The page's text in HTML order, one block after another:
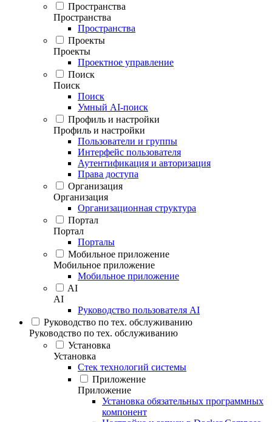
Пространства
Пространства
Пространства
Проекты
Проекты
Проектное управление
Поиск
Поиск
Поиск
Умный AI-поиск
Профиль и настройки
Профиль и настройки
Пользователи и группы
Интерфейс пользователя
Аутентификация и авторизация
Права доступа
Организация
Организация
Организационная структура
Портал
Портал
Порталы
Мобильное приложение
Мобильное приложение
Мобильное приложение
AI
AI
Руководство пользователя AI
Руководство по тех. обслуживанию
Руководство по тех. обслуживанию
Установка
Установка
Стек технологий системы
Приложение
Приложение
Установка обязательных программных
компонент